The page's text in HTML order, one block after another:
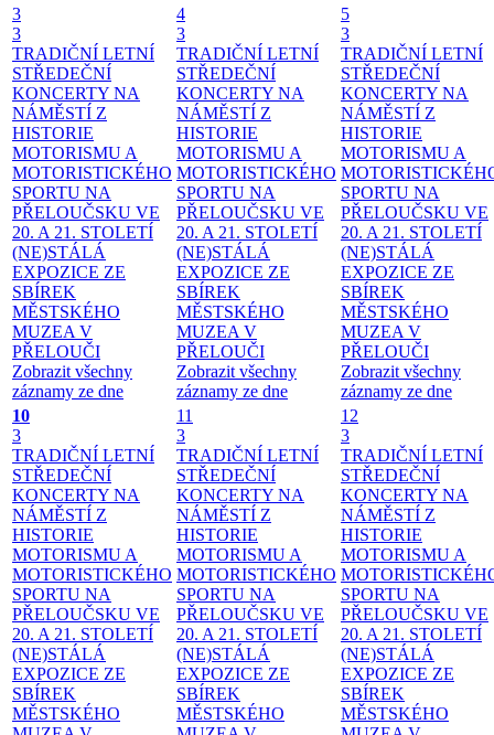
3
3
TRADIČNÍ LETNÍ
STŘEDEČNÍ
KONCERTY NA
NÁMĚSTÍ Z
HISTORIE
MOTORISMU A
MOTORISTICKÉHO
SPORTU NA
PŘELOUČSKU VE
20. A 21. STOLETÍ
(NE)STÁLÁ
EXPOZICE ZE
SBÍREK
MĚSTSKÉHO
MUZEA V
PŘELOUČI
Zobrazit všechny
záznamy ze dne
4
3
TRADIČNÍ LETNÍ
STŘEDEČNÍ
KONCERTY NA
NÁMĚSTÍ Z
HISTORIE
MOTORISMU A
MOTORISTICKÉHO
SPORTU NA
PŘELOUČSKU VE
20. A 21. STOLETÍ
(NE)STÁLÁ
EXPOZICE ZE
SBÍREK
MĚSTSKÉHO
MUZEA V
PŘELOUČI
Zobrazit všechny
záznamy ze dne
5
3
TRADIČNÍ LETNÍ
STŘEDEČNÍ
KONCERTY NA
NÁMĚSTÍ Z
HISTORIE
MOTORISMU A
SPORTU NA
PŘELOUČSKU VE
20. A 21. STOLETÍ
(NE)STÁLÁ
EXPOZICE ZE
SBÍREK
MĚSTSKÉHO
MUZEA V
PŘELOUČI
Zobrazit všechny
záznamy ze dne
10
3
TRADIČNÍ LETNÍ
STŘEDEČNÍ
KONCERTY NA
NÁMĚSTÍ Z
HISTORIE
MOTORISMU A
MOTORISTICKÉHO
SPORTU NA
PŘELOUČSKU VE
20. A 21. STOLETÍ
(NE)STÁLÁ
EXPOZICE ZE
SBÍREK
MĚSTSKÉHO
11
3
TRADIČNÍ LETNÍ
STŘEDEČNÍ
KONCERTY NA
NÁMĚSTÍ Z
HISTORIE
MOTORISMU A
MOTORISTICKÉHO
SPORTU NA
PŘELOUČSKU VE
20. A 21. STOLETÍ
(NE)STÁLÁ
EXPOZICE ZE
SBÍREK
MĚSTSKÉHO
12
3
TRADIČNÍ LETNÍ
STŘEDEČNÍ
KONCERTY NA
NÁMĚSTÍ Z
HISTORIE
MOTORISMU A
SPORTU NA
PŘELOUČSKU VE
20. A 21. STOLETÍ
(NE)STÁLÁ
EXPOZICE ZE
SBÍREK
MĚSTSKÉHO